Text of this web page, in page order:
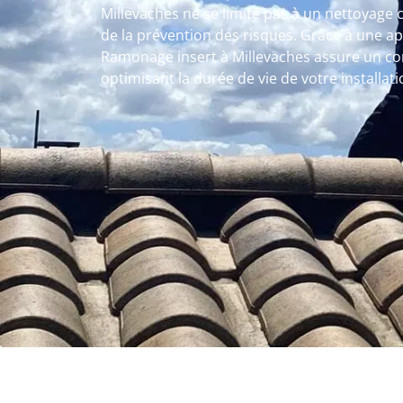
Millevaches ne se limite pas à un nettoyage
de la prévention des risques. Grâce à une
Ramonage insert à Millevaches assure un
optimisant la durée de vie de votre